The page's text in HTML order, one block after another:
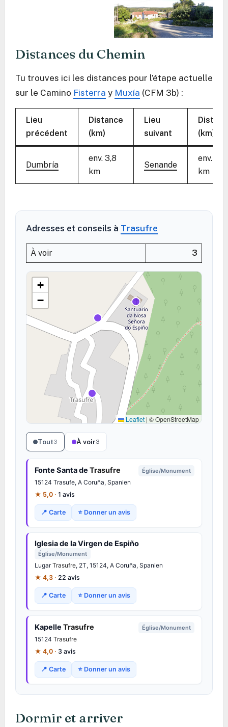
Distances du Chemin
Tu trouves ici les distances pour l’étape actuelle
sur le Camino Fisterra y Muxía (CFM 3b) :
Lieu
précédent
Distance
(km)
Lieu
suivant
(km)
Dumbría
env. 3,8
km
Senande
env. 2,4
km
Adresses et conseils à Trasufre
À voir 3
+
−
Leaflet | © OpenStreetMap
Tout3 À voir3
Fonte Santa de Trasufre Église/Monument
15124 Trasufe, A Coruña, Spanien
★ 5,0 · 1 avis
📍 Carte ⭐ Donner un avis
Iglesia de la Virgen de Espiño
Église/Monument
LugarTrasufre, 2T, 15124, A Coruña, Spanien
★ 4,3 · 22 avis
📍 Carte ⭐ Donner un avis
Kapelle Trasufre Église/Monument
15124 Trasufre
★ 4,0 · 3 avis
📍 Carte ⭐ Donner un avis
Dormir et arriver